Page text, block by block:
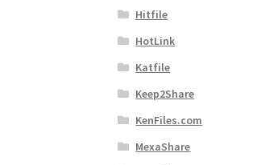
Hitfile
HotLink
Katfile
Keep2Share
KenFiles.com
MexaShare